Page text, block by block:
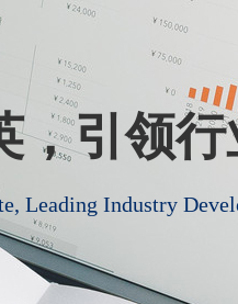
，引领
Leading Industry